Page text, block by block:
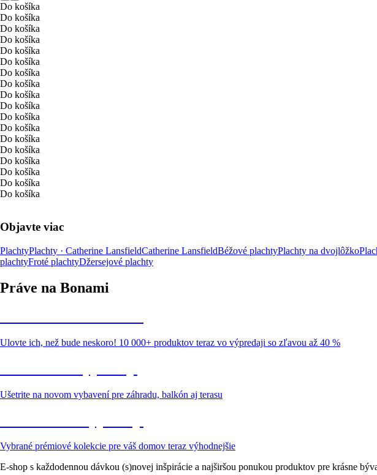
Do košíka
Do košíka
Do košíka
Do košíka
Do košíka
Do košíka
Do košíka
Do košíka
Do košíka
Do košíka
Do košíka
Do košíka
Do košíka
Do košíka
Do košíka
Do košíka
Do košíka
Do košíka
Objavte viac
PlachtyPlachty · Catherine LansfieldCatherine LansfieldBéžové plachtyPlachty na dvojlôžko
plachtyFroté plachtyDžersejové plachty
Práve na Bonami
Ulovte ich, než bude neskoro! 10 000+ produktov teraz vo výpredaji so zľavou až 40 %
Ušetrite na novom vybavení pre záhradu, balkón aj terasu
Vybrané prémiové kolekcie pre váš domov teraz výhodnejšie
E-shop s každodennou dávkou (s)novej inšpirácie a najširšou ponukou produktov pre krásne